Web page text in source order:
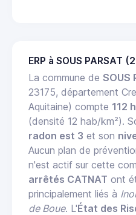
ERP à SOUS PARSAT
La commune de SOUS
23175, département
Aquitaine) compte 112
(densité 12 hab/km²).
radon est 3 et son
Aucun plan de
n'est actif sur cette
arrêtés CATNAT ont
principalement liés à
de Boue. L'État des